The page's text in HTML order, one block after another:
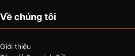
Về chúng tôi
Giới thiệu